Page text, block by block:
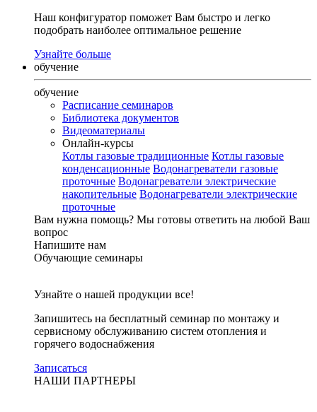
Наш конфигуратор поможет Вам быстро и легко
подобрать наиболее оптимальное решение
Узнайте больше
обучение
обучение
Расписание семинаров
Библиотека документов
Видеоматериалы
Онлайн-курсы
Котлы газовые традиционные Котлы газовые
конденсационные Водонагреватели газовые
проточные Водонагреватели электрические
накопительные Водонагреватели электрические
проточные
Вам нужна помощь? Мы готовы ответить на любой Ваш
вопрос
Напишите нам
Обучающие семинары
Узнайте о нашей продукции все!
Запишитесь на бесплатный семинар по монтажу и
сервисному обслуживанию систем отопления и
горячего водоснабжения
Записаться
НАШИ ПАРТНЕРЫ